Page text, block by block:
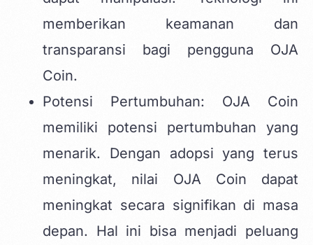
memberikan keamanan dan
transparansi bagi pengguna OJA
Coin.
Potensi Pertumbuhan: OJA Coin
memiliki potensi pertumbuhan yang
menarik. Dengan adopsi yang terus
meningkat, nilai OJA Coin dapat
meningkat secara signifikan di masa
depan. Hal ini bisa menjadi peluang